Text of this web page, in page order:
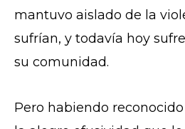
mantuvo aislado de la
sufrían, y todavía hoy
su comunidad.
Pero habiendo